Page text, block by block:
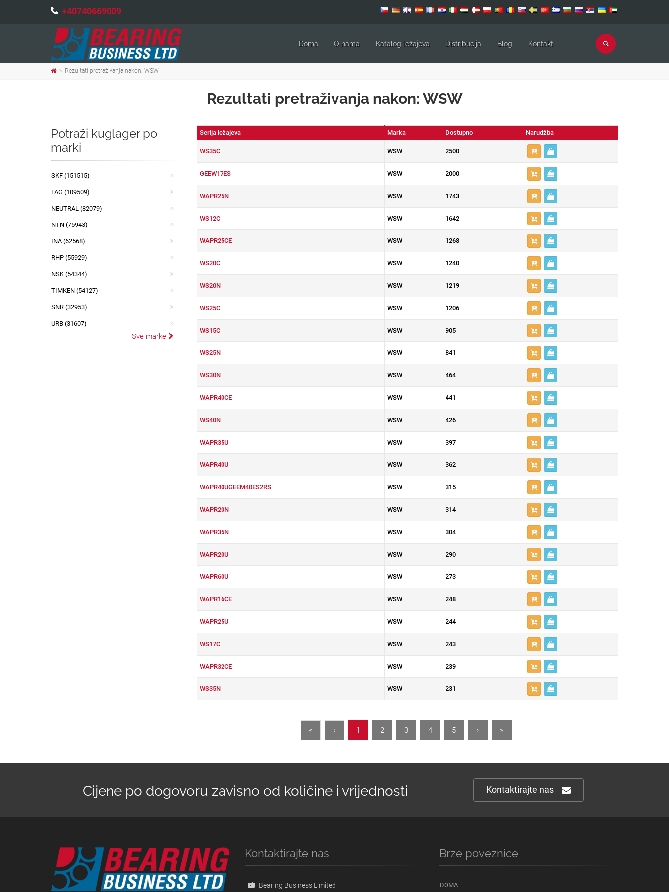
+40740669009
Doma O nama Katalog ležajeva Distribucija Blog Kontakt
Rezultati pretraživanja nakon: WSW
Rezultati pretraživanja nakon: WSW
Serija ležajeva Marka Dostupno Narudžba
WS35C WSW 2500
GEEW17ES WSW 2000
WAPR25N WSW 1743
WS12C WSW 1642
WAPR25CE WSW 1268
WS20C WSW 1240
WS20N WSW 1219
WS25C WSW 1206
WS15C WSW 905
WS25N WSW 841
WS30N WSW 464
WAPR40CE WSW 441
WS40N WSW 426
WAPR35U WSW 397
WAPR40U WSW 362
WAPR40UGEEM40ES2RS WSW 315
WAPR20N WSW 314
WAPR35N WSW 304
WAPR20U WSW 290
WAPR60U WSW 273
WAPR16CE WSW 248
WAPR25U WSW 244
WS17C WSW 243
WAPR32CE WSW 239
WS35N WSW 231
« ‹ 1 2 3 4 5 › »
Potraži kuglager po
marki
SKF (151515)
FAG (109509)
NEUTRAL (82079)
NTN (75943)
INA (62568)
RHP (55929)
NSK (54344)
TIMKEN (54127)
SNR (32953)
URB (31607)
Sve marke
Cijene po dogovoru zavisno od količine i vrijednosti Kontaktirajte nas
Kontaktirajte nas
Bearing Business Limited
Brze poveznice
DOMA